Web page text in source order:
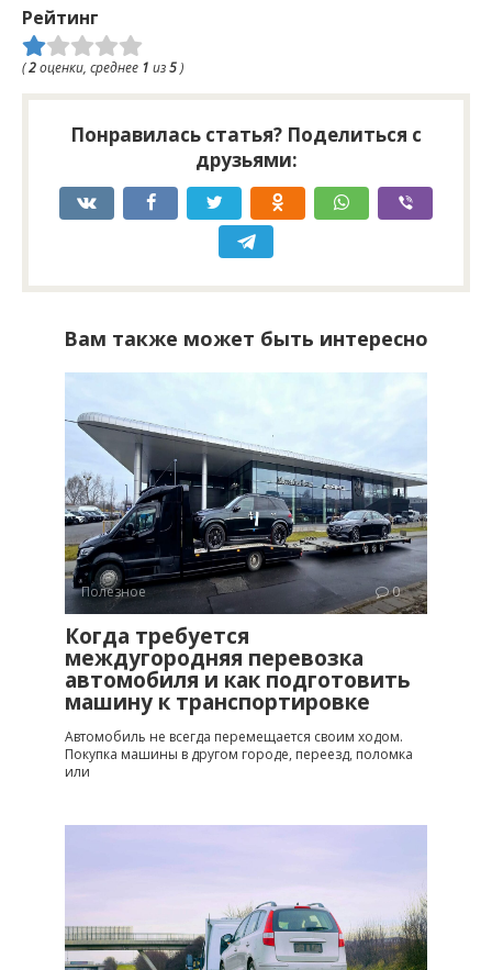
Рейтинг
(2оценки, среднее 1 из5)
Понравилась статья? Поделиться с
друзьями:
Вам также может быть интересно
Полезное 0
Когда требуется
междугородняя перевозка
автомобиля и как подготовить
машину к транспортировке
Автомобиль не всегда перемещается своим ходом.
Покупка машины в другом городе, переезд, поломка
или